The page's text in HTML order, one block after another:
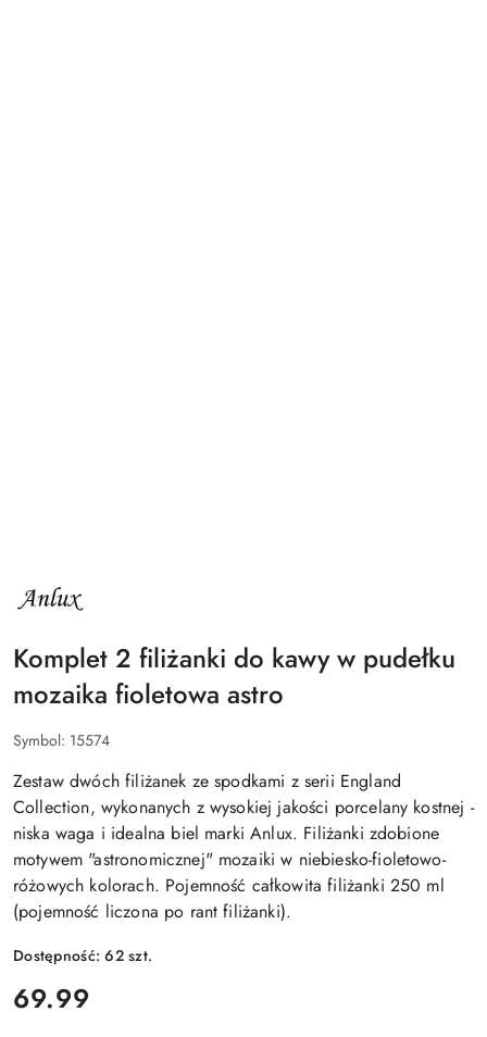
NAZWA
PRODUCENTA:
Komplet 2 filiżanki do kawy w pudełku
mozaika fioletowa astro
Symbol: 15574
Zestaw dwóch filiżanek ze spodkami z serii England
Collection, wykonanych z wysokiej jakości porcelany kostnej -
niska waga i idealna biel marki Anlux. Filiżanki zdobione
motywem "astronomicznej" mozaiki w niebiesko-fioletowo-
różowych kolorach. Pojemność całkowita filiżanki 250 ml
(pojemność liczona po rant filiżanki).
Dostępność:62szt.
cena:
69.99